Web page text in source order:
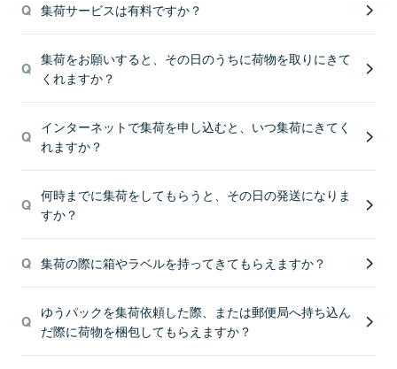
集荷サービスは有料ですか？
集荷をお願いすると、その日のうちに荷物を取りにきて
くれますか？
インターネットで集荷を申し込むと、いつ集荷にきてく
れますか？
何時までに集荷をしてもらうと、その日の発送になりま
すか？
集荷の際に箱やラベルを持ってきてもらえますか？
ゆうパックを集荷依頼した際、または郵便局へ持ち込ん
だ際に荷物を梱包してもらえますか？